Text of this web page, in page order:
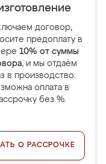
договор,
предоплату в
10% от суммы
, и мы отдаём
в производство.
оплата в
без %.
О РАССРОЧКЕ